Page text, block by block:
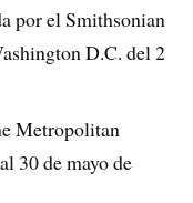
por el Smithsonian
D.C. del 2
Metropolitan
30 de mayo de